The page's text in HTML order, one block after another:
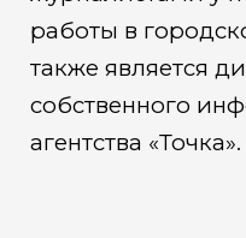
работы в
также является
собственного
агентства «Точка».